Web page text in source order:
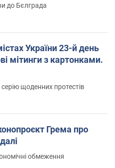
до Бєлграда
України 23-й день
мітинги з картонками.
щоденних протестів
Грема про
обмеження